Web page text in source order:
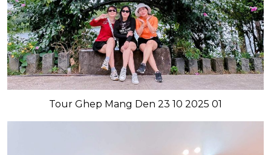
Tour Ghep Mang Den 23 10 2025 01